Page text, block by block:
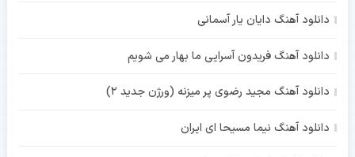
دانلود آهنگ دایان یار آسمانی
دانلود آهنگ فریدون آسرایی ما بهار می شویم
دانلود آهنگ مجید رضوی پر میزنه (ورژن جدید 2)
دانلود آهنگ نیما مسیحا ای ایران